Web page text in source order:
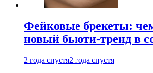
Фейковые брекеты:
новый бьюти-тренд в
2 года спустя2 года спустя